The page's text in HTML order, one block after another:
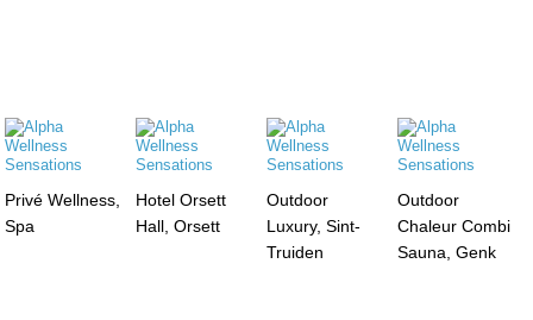
Privé Wellness,
Spa
Hotel Orsett
Hall, Orsett
Outdoor
Luxury, Sint-
Truiden
Outdoor
Chaleur Combi
Sauna, Genk